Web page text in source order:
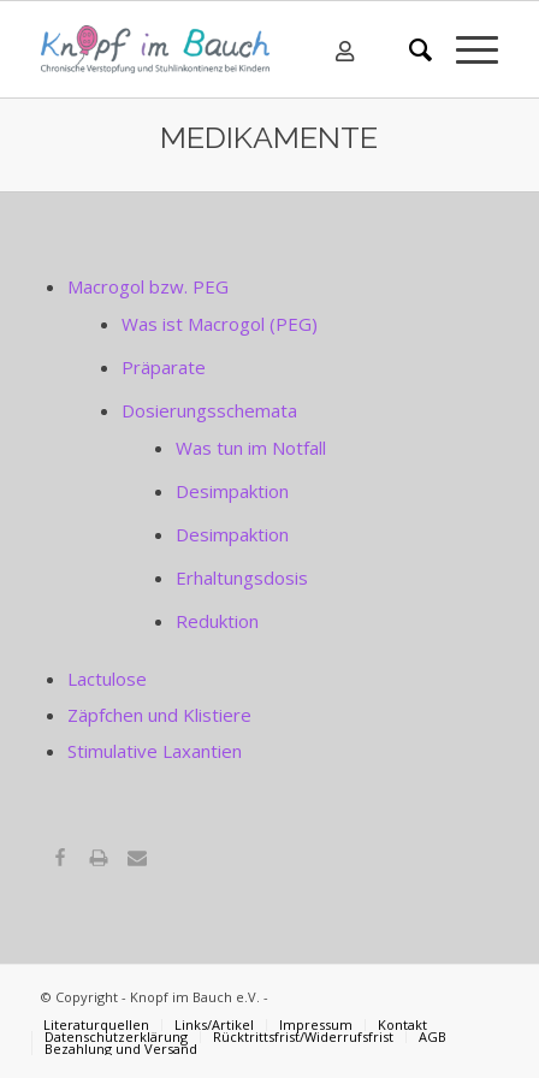
MEDIKAMENTE
Macrogol bzw. PEG
Was ist Macrogol (PEG)
Präparate
Dosierungsschemata
Was tun im Notfall
Desimpaktion
Desimpaktion
Erhaltungsdosis
Reduktion
Lactulose
Zäpfchen und Klistiere
Stimulative Laxantien
© Copyright - Knopf im Bauch e.V. -
Literaturquellen
Links/Artikel Impressum Kontakt
Datenschutzerklärung Rücktrittsfrist/Widerrufsfrist AGB
Bezahlung und Versand